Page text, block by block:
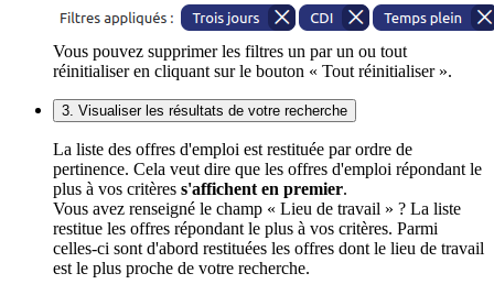
Vous pouvez supprimer les filtres un par un ou tout
réinitialiser en cliquant sur le bouton « Tout réinitialiser ».
3. Visualiser les résultats de votre recherche
La liste des offres d'emploi est restituée par ordre de
pertinence. Cela veut dire que les offres d'emploi répondant le
plus à vos critères s'affichent en premier.
Vous avez renseigné le champ « Lieu de travail » ? La liste
restitue les offres répondant le plus à vos critères. Parmi
celles-ci sont d'abord restituées les offres dont le lieu de travail
est le plus proche de votre recherche.